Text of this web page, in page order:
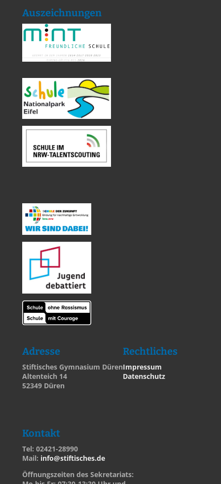
Auszeichnungen
Adresse
Stiftisches Gymnasium Düren
Altenteich 14
52349 Düren
Rechtliches
Impressum
Datenschutz
Kontakt
Tel: 02421-28990
Mail: info@stiftisches.de
Öffnungszeiten des Sekretariats: